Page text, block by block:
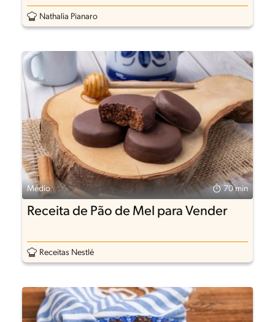
Nathalia Pianaro
Médio 70 min
Receita de Pão de Mel para Vender
Receitas Nestlé